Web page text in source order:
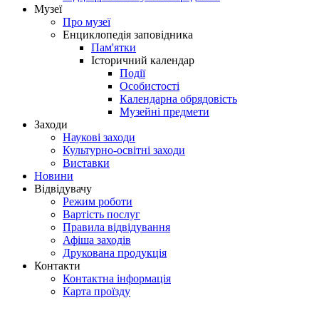
Музеї
Про музеї
Енциклопедія заповідника
Пам'ятки
Історичний календар
Події
Особистості
Календарна обрядовість
Музейні предмети
Заходи
Наукові заходи
Культурно-освітні заходи
Виставки
Новини
Відвідувачу
Режим роботи
Вартість послуг
Правила відвідування
Афіша заходів
Друкована продукція
Контакти
Контактна інформація
Карта проїзду